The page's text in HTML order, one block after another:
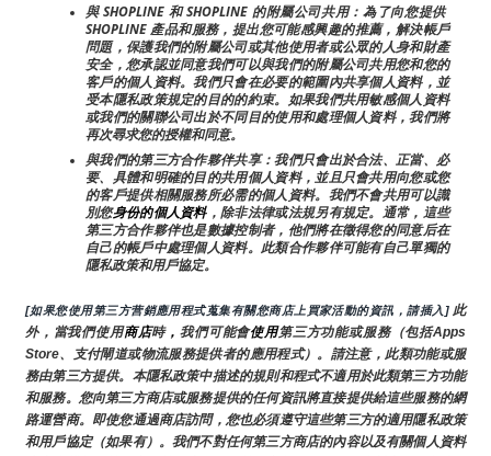
與 SHOPLINE 和 SHOPLINE 的附屬公司共用：為了向您提供
SHOPLINE 產品和服務，提出您可能感興趣的推薦，解決帳戶
問題，保護我們的附屬公司或其他使用者或公眾的人身和財產
安全，您承認並同意我們可以與我們的附屬公司共用您和您的
客戶的個人資料。我們只會在必要的範圍內共享個人資料，並
受本隱私政策規定的目的的約束。如果我們共用敏感個人資料
或我們的關聯公司出於不同目的使用和處理個人資料，我們將
再次尋求您的授權和同意。
與我們的第三方合作夥伴共享：我們只會出於合法、正當、必
要、具體和明確的目的共用個人資料，並且只會共用向您或您
的客戶提供相關服務所必需的個人資料。我們不會共用可以識
別您身份的個人資料，除非法律或法規另有規定。通常，這些
第三方合作夥伴也是數據控制者，他們將在徵得您的同意后在
自己的帳戶中處理個人資料。此類合作夥伴可能有自己單獨的
隱私政策和用戶協定。
[如果您使用第三方营銷應用程式蒐集有關您商店上買家活動的資訊，請插入] 此
外，當我們使用商店時，我們可能會使用第三方功能或服務（包括Apps
Store、支付閘道或物流服務提供者的應用程式）。請注意，此類功能或服
務由第三方提供。本隱私政策中描述的規則和程式不適用於此類第三方功能
和服務。您向第三方商店或服務提供的任何資訊將直接提供給這些服務的網
路運營商。即使您通過商店訪問，您也必須遵守這些第三方的適用隱私政策
和用戶協定（如果有）。我們不對任何第三方商店的內容以及有關個人資料